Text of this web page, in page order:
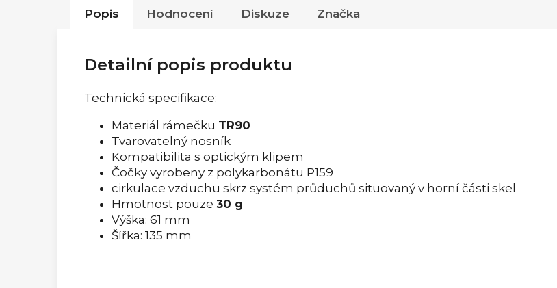
Popis Hodnocení Diskuze Značka
Detailní popis produktu
Technická specifikace:
Materiál rámečku TR90
Tvarovatelný nosník
Kompatibilita s optickým klipem
Čočky vyrobeny z polykarbonátu P159
cirkulace vzduchu skrz systém průduchů situovaný v horní části skel
Hmotnost pouze 30 g
Výška: 61 mm
Šířka: 135 mm